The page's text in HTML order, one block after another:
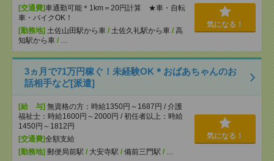
[交通費]車通勤可能＊1km＝20円計算 ★車・自転
車・バイクOK！
[勤務地] 土佐山田駅から車 / 土佐久礼駅から車 / 高
知駅から車 / …
気になる！
3ヵ月で71万円稼ぐ！未経験OK＊おばあちゃんのお
話相手など[派遣]
[給 与] 無資格の方：時給1350円～1687円 / 介護
福祉士：時給1600円～2000円 / 初任者以上：時給
1450円～1812円
[交通費]全額支給
[勤務地] 郵便局前駅 / 大安寺駅 / 備前三門駅 / …
気になる！